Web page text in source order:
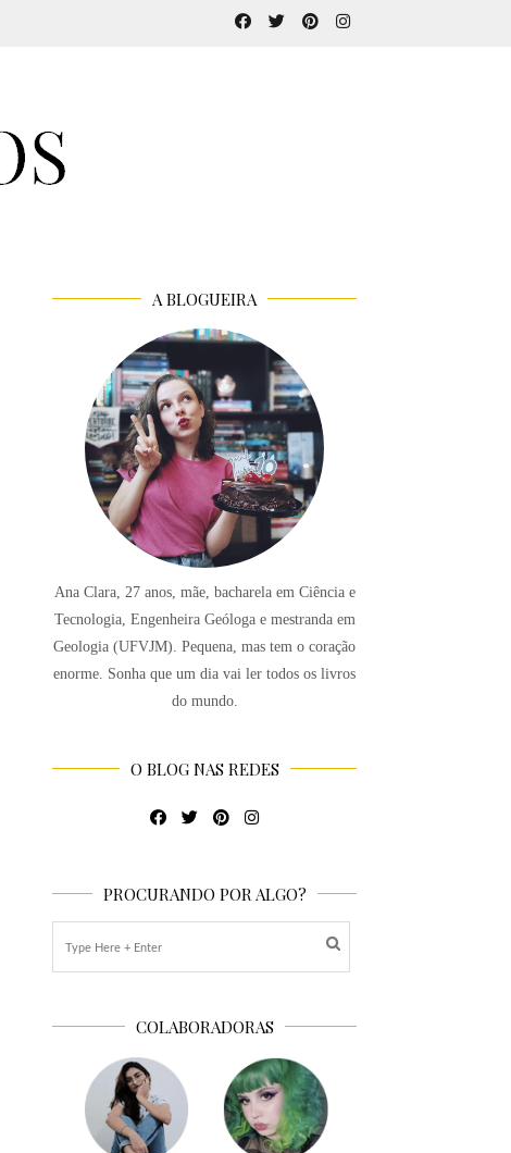
A BLOGUEIRA
Ana Clara, 27 anos, mãe, bacharela em Ciência e
Tecnologia, Engenheira Geóloga e mestranda em
Geologia (UFVJM). Pequena, mas tem o coração
enorme. Sonha que um dia vai ler todos os livros
do mundo.
O BLOG NAS REDES
PROCURANDO POR ALGO?
COLABORADORAS